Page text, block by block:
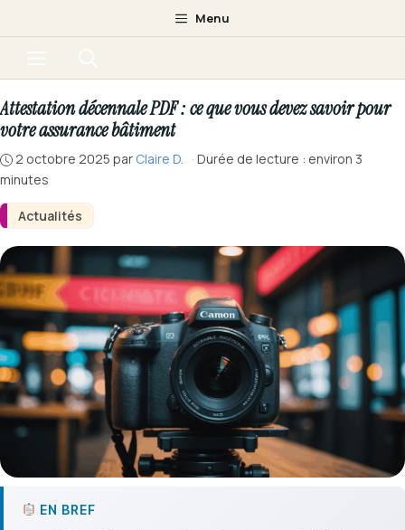
au
Menu
Actualités
Attestation décennale PDF : ce que vous devez savoir pour
votre assurance bâtiment
2 octobre 2025 par Claire D. · Durée de lecture : environ 3
minutes
EN BREF